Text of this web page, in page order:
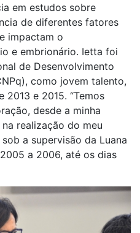
em estudos sobre
de diferentes fatores
impactam o
e embrionário. Ietta foi
de Desenvolvimento
como jovem talento,
2013 e 2015. “Temos
desde a minha
realização do meu
a supervisão da Luana
a 2006, até os dias